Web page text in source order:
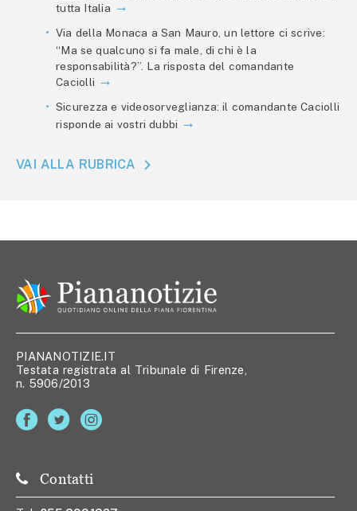
tutta Italia
Via della Monaca a San Mauro, un lettore ci scrive:
“Ma se qualcuno si fa male, di chi è la
responsabilità?”. La risposta del comandante
Caciolli
Sicurezza e videosorveglianza: il comandante Caciolli
risponde ai vostri dubbi
VAI ALLA RUBRICA
PIANANOTIZIE.IT
Testata registrata al Tribunale di Firenze,
n. 5906/2013
Contatti